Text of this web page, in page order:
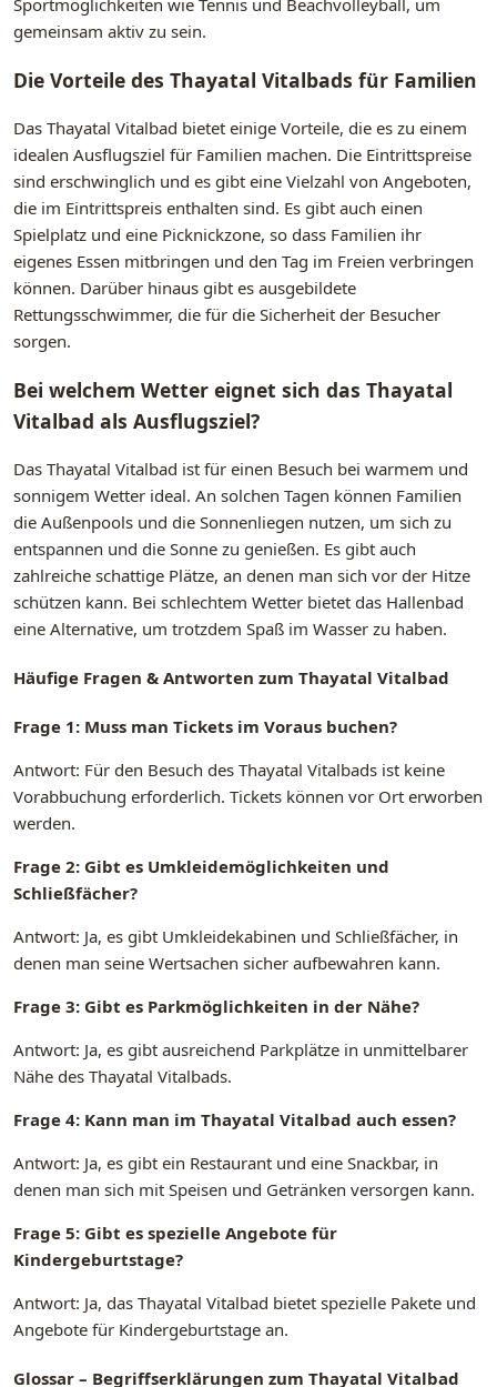
Sportmöglichkeiten wie Tennis und Beachvolleyball, um
gemeinsam aktiv zu sein.
Die Vorteile des Thayatal Vitalbads für Familien
Das Thayatal Vitalbad bietet einige Vorteile, die es zu einem
idealen Ausflugsziel für Familien machen. Die Eintrittspreise
sind erschwinglich und es gibt eine Vielzahl von Angeboten,
die im Eintrittspreis enthalten sind. Es gibt auch einen
Spielplatz und eine Picknickzone, so dass Familien ihr
eigenes Essen mitbringen und den Tag im Freien verbringen
können. Darüber hinaus gibt es ausgebildete
Rettungsschwimmer, die für die Sicherheit der Besucher
sorgen.
Bei welchem Wetter eignet sich das Thayatal
Vitalbad als Ausflugsziel?
Das Thayatal Vitalbad ist für einen Besuch bei warmem und
sonnigem Wetter ideal. An solchen Tagen können Familien
die Außenpools und die Sonnenliegen nutzen, um sich zu
entspannen und die Sonne zu genießen. Es gibt auch
zahlreiche schattige Plätze, an denen man sich vor der Hitze
schützen kann. Bei schlechtem Wetter bietet das Hallenbad
eine Alternative, um trotzdem Spaß im Wasser zu haben.
Häufige Fragen & Antworten zum Thayatal Vitalbad
Frage 1: Muss man Tickets im Voraus buchen?
Antwort: Für den Besuch des Thayatal Vitalbads ist keine
Vorabbuchung erforderlich. Tickets können vor Ort erworben
werden.
Frage 2: Gibt es Umkleidemöglichkeiten und
Schließfächer?
Antwort: Ja, es gibt Umkleidekabinen und Schließfächer, in
denen man seine Wertsachen sicher aufbewahren kann.
Frage 3: Gibt es Parkmöglichkeiten in der Nähe?
Antwort: Ja, es gibt ausreichend Parkplätze in unmittelbarer
Nähe des Thayatal Vitalbads.
Frage 4: Kann man im Thayatal Vitalbad auch essen?
Antwort: Ja, es gibt ein Restaurant und eine Snackbar, in
denen man sich mit Speisen und Getränken versorgen kann.
Frage 5: Gibt es spezielle Angebote für
Kindergeburtstage?
Antwort: Ja, das Thayatal Vitalbad bietet spezielle Pakete und
Angebote für Kindergeburtstage an.
Glossar – Begriffserklärungen zum Thayatal Vitalbad